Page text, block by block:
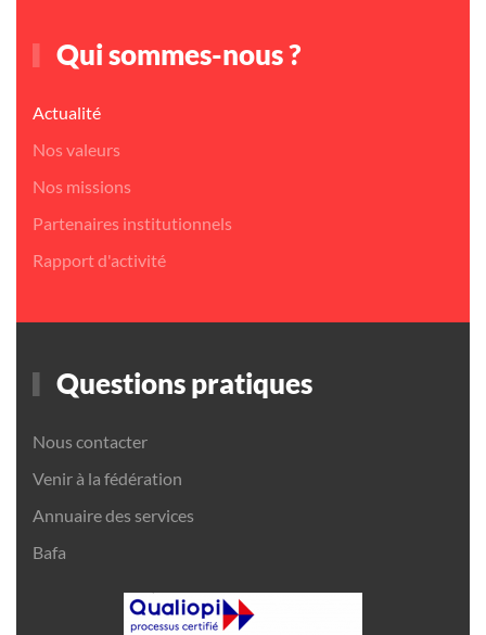
Qui sommes-nous ?
Actualité
Nos valeurs
Nos missions
Partenaires institutionnels
Rapport d'activité
Questions pratiques
Nous contacter
Venir à la fédération
Annuaire des services
Bafa